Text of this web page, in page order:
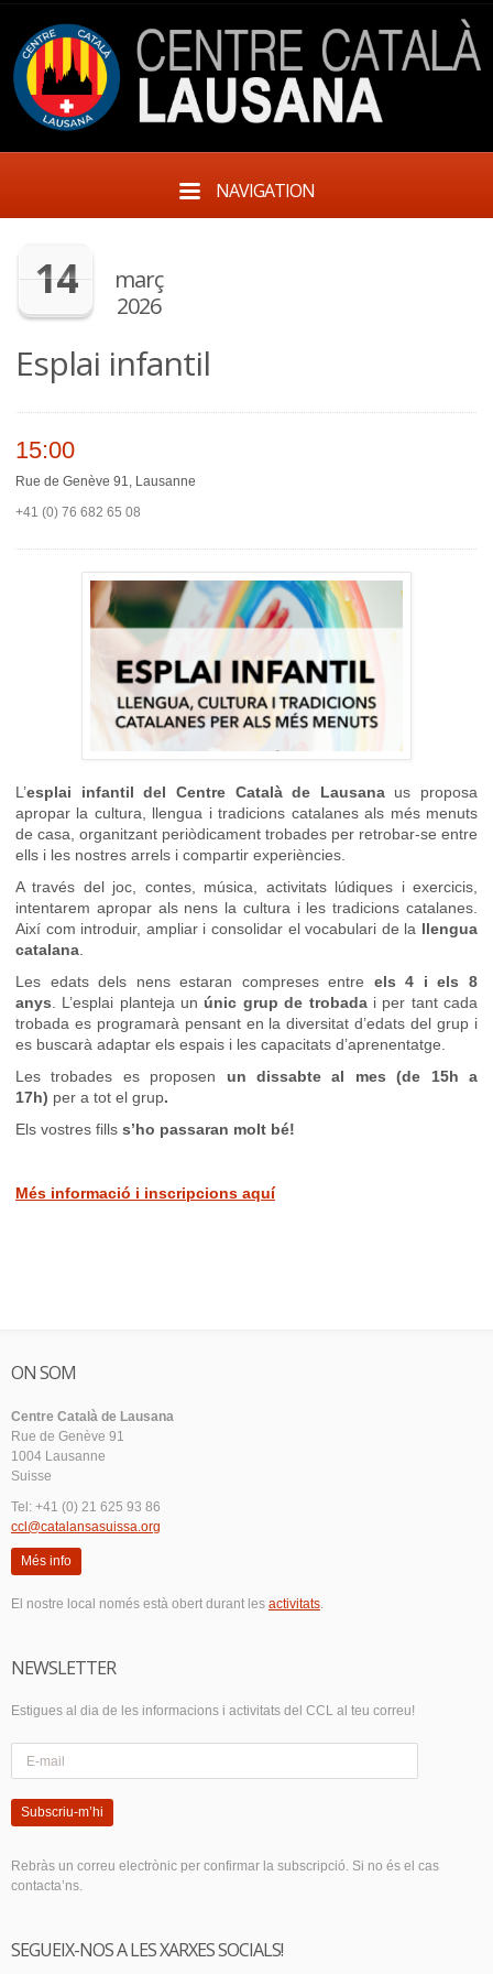
NAVIGATION
14
març
2026
Esplai infantil
15:00
Rue de Genève 91, Lausanne
+41 (0) 76 682 65 08
L’esplai infantil del Centre Català de Lausana us proposa
apropar la cultura, llengua i tradicions catalanes als més menuts
de casa, organitzant periòdicament trobades per retrobar-se entre
ells i les nostres arrels i compartir experiències.
A través del joc, contes, música, activitats lúdiques i exercicis,
intentarem apropar als nens la cultura i les tradicions catalanes.
Així com introduir, ampliar i consolidar el vocabulari de la llengua
catalana.
Les edats dels nens estaran compreses entre els 4 i els 8
anys. L’esplai planteja un únic grup de trobadai per tant cada
trobada es programarà pensant en la diversitat d’edats del grup i
es buscarà adaptar els espais i les capacitats d’aprenentatge.
Les trobades es proposen un dissabte al mes (de 15h a
17h) per a tot el grup.
Els vostres fills s’ho passaran molt bé!
Més informació i inscripcions aquí
ON SOM
Centre Català de Lausana
Rue de Genève 91
1004 Lausanne
Suisse
Tel: +41 (0) 21 625 93 86
ccl@catalansasuissa.org
Més info
El nostre local només està obert durant les activitats
NEWSLETTER
Estigues al dia de les informacions i activitats del CCL al teu correu!
Subscriu-m’hi
Rebràs un correu electrònic per confirmar la subscripció. Si no és el cas
contacta’ns.
SEGUEIX-NOS A LES XARXES SOCIALS!